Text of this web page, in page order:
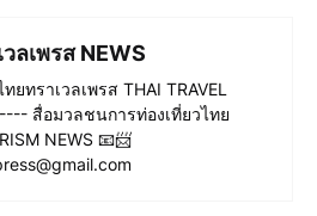
ลเพรส NEWS
ยทราเวลเพรส THAI TRAVEL
สื่อมวลชนการท่องเที่ยวไทย
NEWS 📧📨